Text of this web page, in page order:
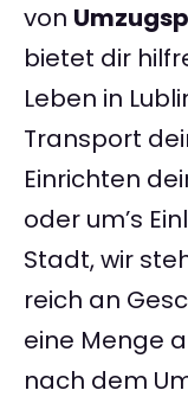
von
bietet dir
Leben in
Transport
Einrichten
oder um’s
Stadt, wir
reich an
eine Menge
nach dem